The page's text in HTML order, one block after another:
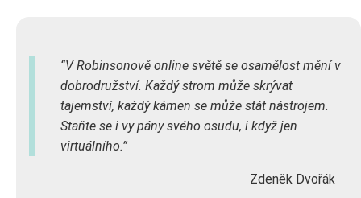
V Robinsonově online světě se osamělost mění v
dobrodružství. Každý strom může skrývat
tajemství, každý kámen se může stát nástrojem.
Staňte se i vy pány svého osudu, i když jen
virtuálního.
Zdeněk Dvořák